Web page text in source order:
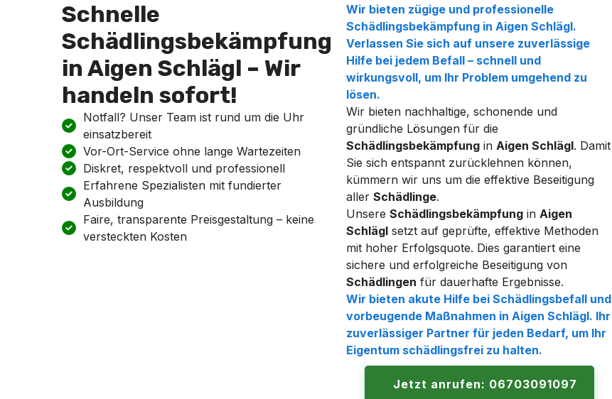
Schnelle
Schädlingsbekämpfung
in Aigen Schlägl – Wir
handeln sofort!
Notfall? Unser Team ist rund um die Uhr
einsatzbereit
Vor-Ort-Service ohne lange Wartezeiten
Diskret, respektvoll und professionell
Erfahrene Spezialisten mit fundierter
Ausbildung
Faire, transparente Preisgestaltung – keine
versteckten Kosten
Wir bieten zügige und professionelle
Schädlingsbekämpfung in Aigen Schlägl.
Verlassen Sie sich auf unsere zuverlässige
Hilfe bei jedem Befall – schnell und
wirkungsvoll, um Ihr Problem umgehend zu
lösen.
Wir bieten nachhaltige, schonende und
gründliche Lösungen für die
Schädlingsbekämpfung in Aigen Schlägl. Damit
Sie sich entspannt zurücklehnen können,
kümmern wir uns um die effektive Beseitigung
aller Schädlinge.
Unsere Schädlingsbekämpfung in Aigen
Schlägl setzt auf geprüfte, effektive Methoden
mit hoher Erfolgsquote. Dies garantiert eine
sichere und erfolgreiche Beseitigung von
Schädlingen für dauerhafte Ergebnisse.
Wir bieten akute Hilfe bei Schädlingsbefall und
vorbeugende Maßnahmen in Aigen Schlägl. Ihr
zuverlässiger Partner für jeden Bedarf, um Ihr
Eigentum schädlingsfrei zu halten.
Jetzt anrufen: 06703091097